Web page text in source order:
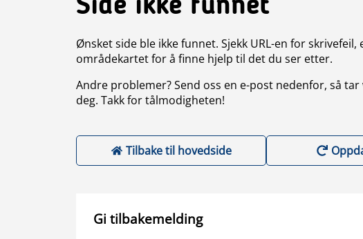
Side ikke funnet
Ønsket side ble ikke funnet. Sjekk URL-en for skrivefeil,
områdekartet for å finne hjelp til det du ser etter.
Andre problemer? Send oss en e-post nedenfor, så
deg. Takk for tålmodigheten!
Tilbake til hovedside
Gi tilbakemelding